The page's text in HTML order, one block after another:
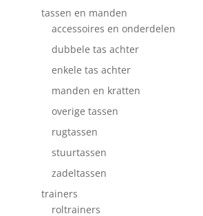
tassen en manden
accessoires en onderdelen
dubbele tas achter
enkele tas achter
manden en kratten
overige tassen
rugtassen
stuurtassen
zadeltassen
trainers
roltrainers